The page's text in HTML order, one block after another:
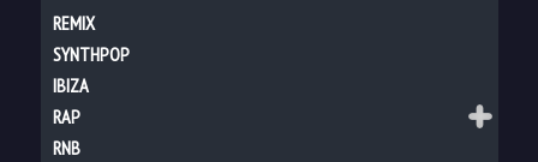
REMIX
SYNTHPOP
IBIZA
RAP
RNB